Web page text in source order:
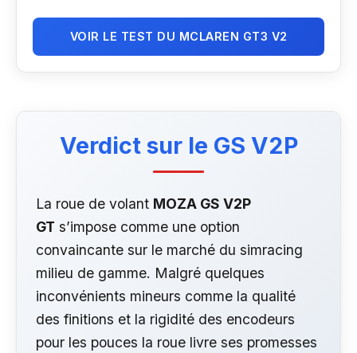
VOIR LE TEST DU MCLAREN GT3 V2
Verdict sur le GS V2P
La roue de volant MOZA GS V2P
GT s’impose comme une option
convaincante sur le marché du simracing
milieu de gamme. Malgré quelques
inconvénients mineurs comme la qualité
des finitions et la rigidité des encodeurs
pour les pouces la roue livre ses promesses